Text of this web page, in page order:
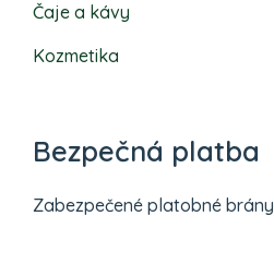
Čaje a kávy
Kozmetika
Bezpečná platba
Zabezpečené platobné brány